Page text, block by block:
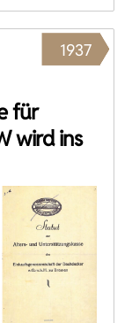
1937
für
wird ins